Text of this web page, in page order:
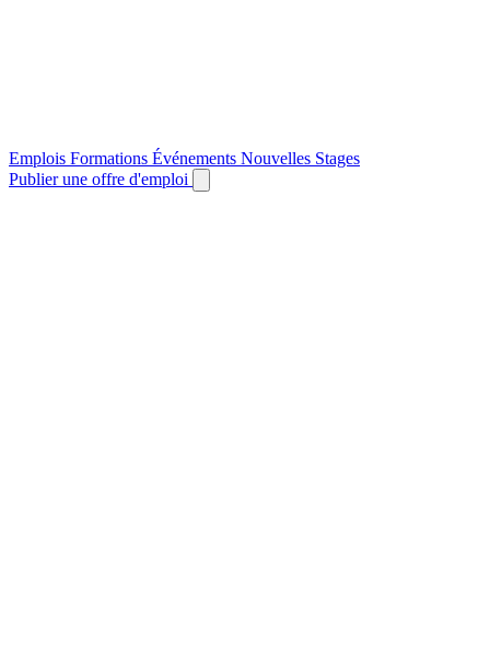
Emplois Formations Événements Nouvelles Stages
Publier une offre d'emploi